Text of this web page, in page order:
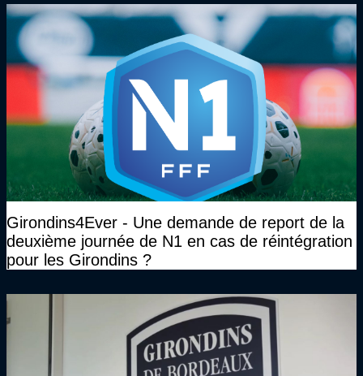
Girondins4Ever - Une demande de report de la
deuxième journée de N1 en cas de réintégration
pour les Girondins ?